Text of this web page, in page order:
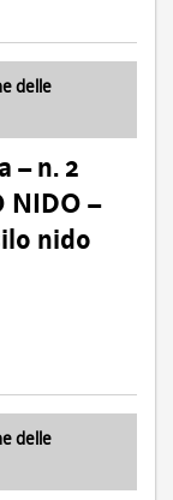
delle
– n. 2
NIDO –
nido
delle